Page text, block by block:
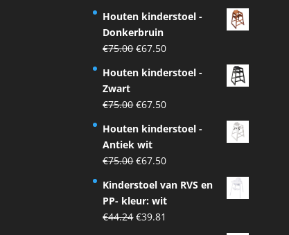
Houten kinderstoel -
Donkerbruin
€75.00Original
was:
€67.50Current
is:
Houten kinderstoel -
Zwart
€75.00Original
was:
€75.00.
€67.50Current
is:
Houten kinderstoel -
Antiek wit
€75.00Original
was:
€75.00.
€67.50Current
is:
€67.50.
Kinderstoel van RVS en
PP- kleur: wit
€44.24Original
€39.81